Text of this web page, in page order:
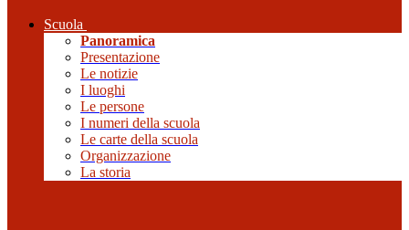
Scuola
Panoramica
Presentazione
Le notizie
I luoghi
Le persone
I numeri della scuola
Le carte della scuola
Organizzazione
La storia